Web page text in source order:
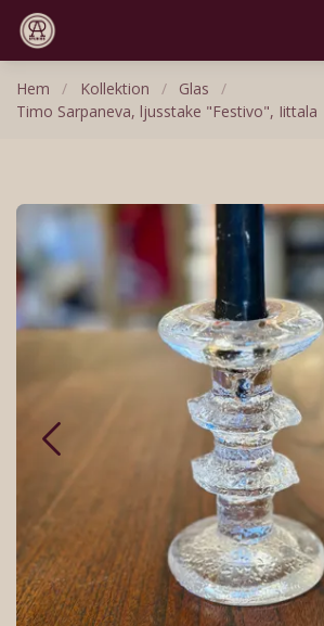
Hem / Kollektion / Glas
/
Timo Sarpaneva, ljusstake "Festivo", Iittala